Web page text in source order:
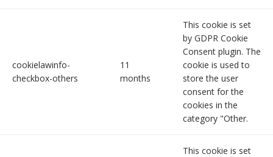
cookielawinfo-
checkbox-others
11
months
This cookie is set
by GDPR Cookie
Consent plugin. The
cookie is used to
store the user
consent for the
cookies in the
category "Other.
This cookie is set